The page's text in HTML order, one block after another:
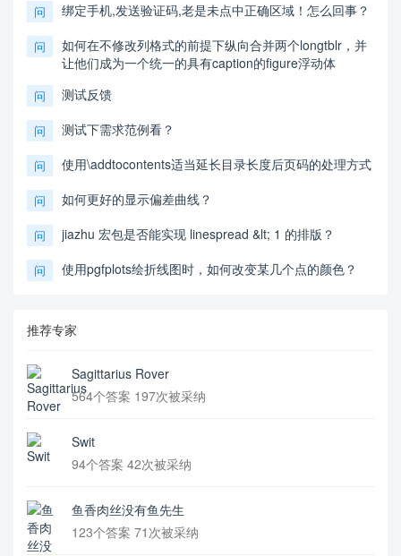
问 绑定手机,发送验证码,老是未点中正确区域！怎么回事？
问
如何在不修改列格式的前提下纵向合并两个longtblr，并
让他们成为一个统一的具有caption的figure浮动体
问 测试反馈
问 测试下需求范例看？
问 使用\addtocontents适当延长目录长度后页码的处理方式
问 如何更好的显示偏差曲线？
问 jiazhu 宏包是否能实现 linespread &lt; 1 的排版？
问 使用pgfplots绘折线图时，如何改变某几个点的颜色？
推荐专家
Sagittarius Rover
564个答案 197次被采纳
Swit
94个答案 42次被采纳
鱼香肉丝没有鱼先生
123个答案 71次被采纳